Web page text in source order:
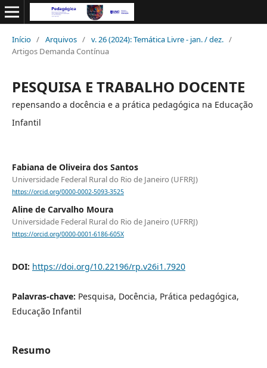
Início / Arquivos / v. 26 (2024): Temática Livre - jan. / dez. /
Artigos Demanda Contínua
PESQUISA E TRABALHO DOCENTE
repensando a docência e a prática pedagógica na Educação
Infantil
Fabiana de Oliveira dos Santos
Universidade Federal Rural do Rio de Janeiro (UFRRJ)
https://orcid.org/0000-0002-5093-3525
Aline de Carvalho Moura
Universidade Federal Rural do Rio de Janeiro (UFRRJ)
https://orcid.org/0000-0001-6186-605X
DOI: https://doi.org/10.22196/rp.v26i1.7920
Palavras-chave: Pesquisa, Docência, Prática pedagógica,
Educação Infantil
Resumo